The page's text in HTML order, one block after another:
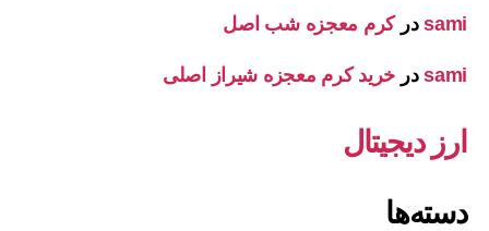
samiدرکرم معجزه شب اصل
samiدر خرید کرم معجزه شیراز اصلی
ارز دیجیتال
دسته‌ها